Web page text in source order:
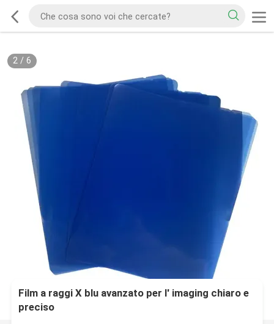
2/ 6
Film a raggi X blu avanzato per l' imaging chiaro e
preciso